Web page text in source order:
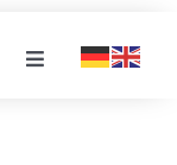
Toggle